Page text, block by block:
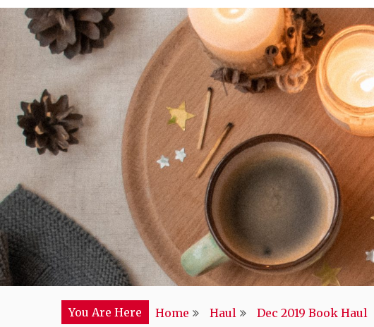
You Are Here Home Haul Dec 2019 Book Haul